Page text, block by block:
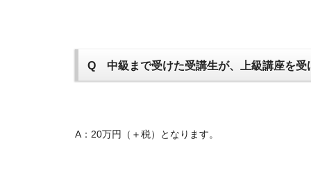
Q 中級まで受けた受講生が、上級講座を受
A：20万円（＋税）となります。